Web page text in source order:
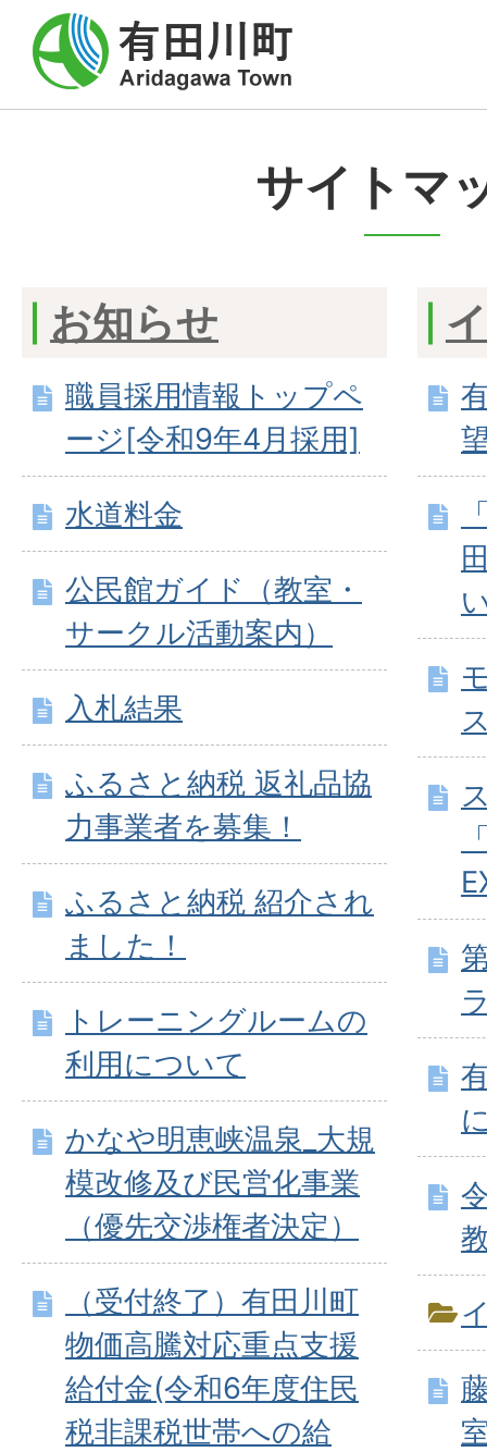
サイトマ
お知らせ
職員採用情報トップペ
ージ[令和9年4月採用]
水道料金
公民館ガイド（教室・
サークル活動案内）
入札結果
ふるさと納税 返礼品協
力事業者を募集！
ふるさと納税 紹介され
ました！
トレーニングルームの
利用について
かなや明恵峡温泉_大規
模改修及び民営化事業
（優先交渉権者決定）
（受付終了）有田川町
物価高騰対応重点支援
給付金(令和6年度住民
税非課税世帯への給